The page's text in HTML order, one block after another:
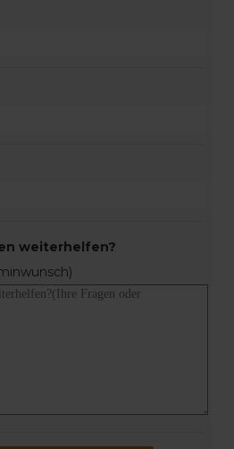
weiterhelfen?